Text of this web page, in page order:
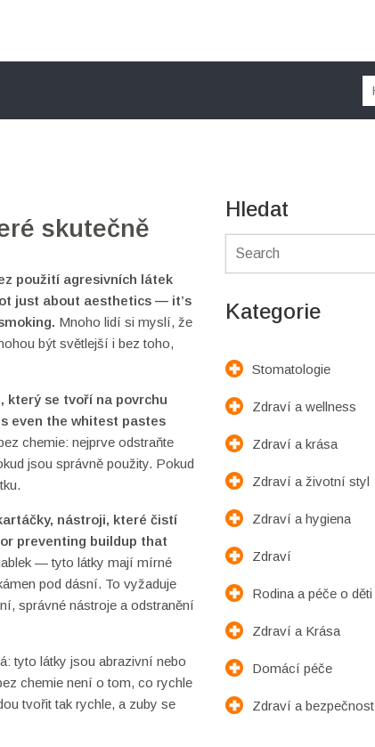
skutečně
použití agresivních látek
just about aesthetics — it’s
Mnoho lidí si myslí, že
být světlejší i bez toho,
který se tvoří na povrchu
even the whitest pastes
chemie: nejprve odstraňte
jsou správně použity. Pokud
, nástroji, které čistí
preventing buildup that
— tyto látky mají mírné
pod dásní. To vyžaduje
správné nástroje a odstranění
tyto látky jsou abrazivní nebo
chemie není o tom, co rychle
tvořit tak rychle, a zuby se
Hledat
Kategorie
Stomatologie
Zdraví a wellness
Zdraví a krása
Zdraví a životní styl
Zdraví a hygiena
Zdraví
Rodina a péče o děti
Zdraví a Krása
Domácí péče
Zdraví a bezpečnost